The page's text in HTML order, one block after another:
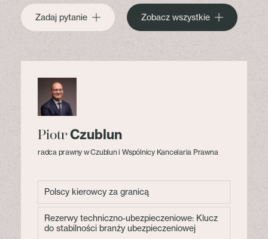
Zadaj pytanie Zobacz wszystkie
PiotrCzublun
radca prawny w Czublun i Wspólnicy Kancelaria Prawna
Polscy kierowcy za granicą
Rezerwy techniczno-ubezpieczeniowe: Klucz
do stabilności branży ubezpieczeniowej